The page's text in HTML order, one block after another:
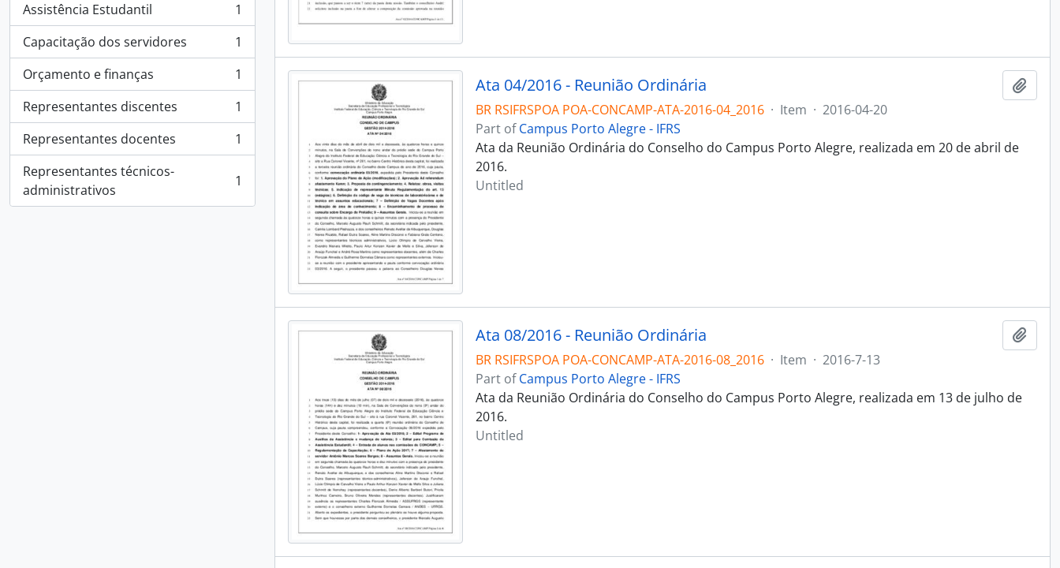
Assistência Estudantil
, 1 results
1
Capacitação dos servidores
, 1 results
1
Orçamento e finanças
, 1 results
1
Representantes discentes
, 1 results
1
Representantes docentes
, 1 results
1
Representantes técnicos-
administrativos
, 1 results 1
Ata 04/2016 - Reunião Ordinária
BR RSIFRSPOA POA-CONCAMP-ATA-2016-04_2016 · Item · 2016-04-20
Part ofCampus Porto Alegre - IFRS
Ata da Reunião Ordinária do Conselho do Campus Porto Alegre, realizada em 20 de abril de
2016.
Untitled
Ata 08/2016 - Reunião Ordinária
BR RSIFRSPOA POA-CONCAMP-ATA-2016-08_2016 · Item · 2016-7-13
Part ofCampus Porto Alegre - IFRS
Ata da Reunião Ordinária do Conselho do Campus Porto Alegre, realizada em 13 de julho de
2016.
Untitled